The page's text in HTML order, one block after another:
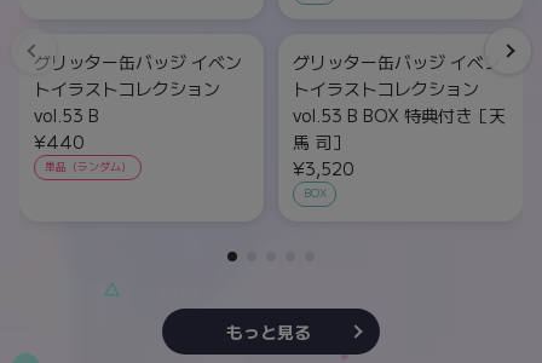
グリッター缶バッジ イベン
トイラストコレクション
vol.53 B
¥440
単品（ランダム）
グリッター缶バッジ イベン
トイラストコレクション
vol.53 B BOX 特典付き［天
馬 司］
¥3,520
BOX
もっと見る